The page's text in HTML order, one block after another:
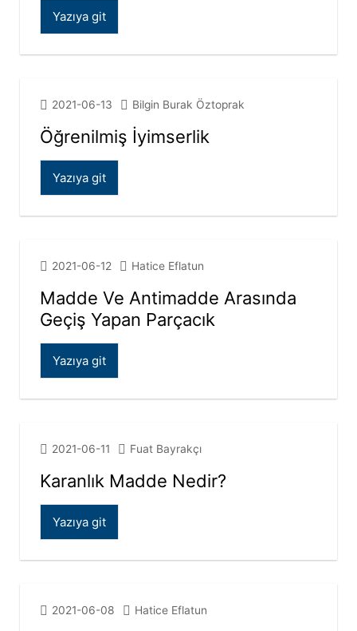
Yazıya git
2021-06-13 Bilgin Burak Öztoprak
Öğrenilmiş İyimserlik
Yazıya git
2021-06-12 Hatice Eflatun
Madde Ve Antimadde Arasında
Geçiş Yapan Parçacık
Yazıya git
2021-06-11 Fuat Bayrakçı
Karanlık Madde Nedir?
Yazıya git
2021-06-08 Hatice Eflatun